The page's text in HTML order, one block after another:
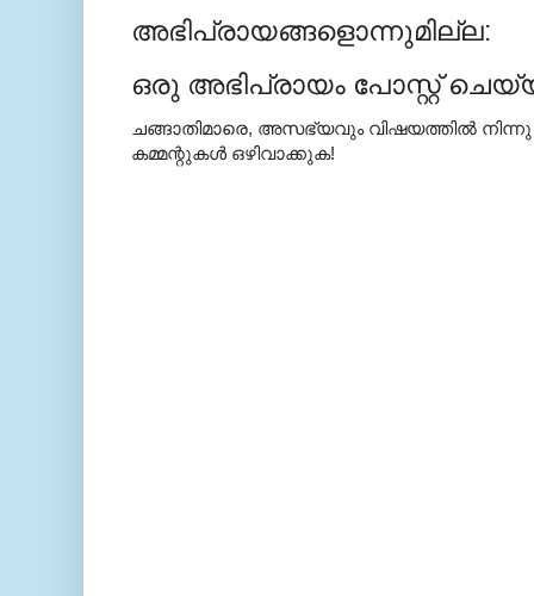
അഭിപ്രായങ്ങളൊന്നുമില്ല:
ഒരു അഭിപ്രായം പോസ്റ്റ്
ചങ്ങാതിമാരെ, അസഭ്യവും വിഷയത്തില്‍ നിന്നു
കമ്മന്റുകള്‍ ഒഴിവാക്കുക!